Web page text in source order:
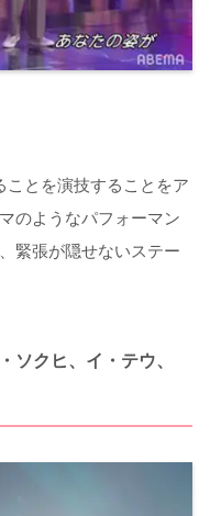
ことを演技することをア
のようなパフォーマン
緊張が隠せないステー
ソクヒ、イ・テウ、